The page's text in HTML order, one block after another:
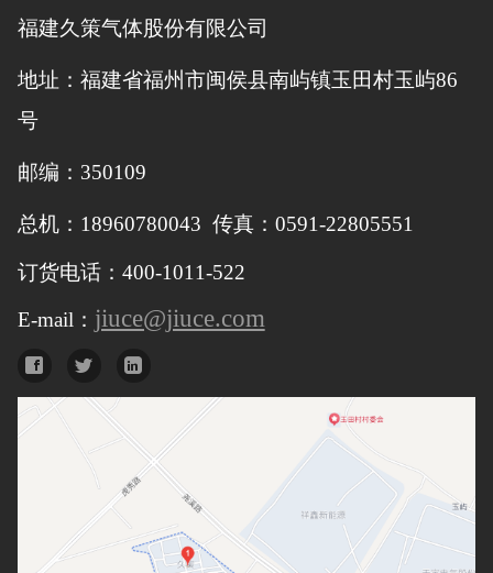
福建久策气体股份有限公司
地址：福建省福州市闽侯县南屿镇玉田村玉屿86
号
邮编：350109
总机：18960780043 传真：0591-22805551
订货电话：400-1011-522
E-mail： jiuce@jiuce.com